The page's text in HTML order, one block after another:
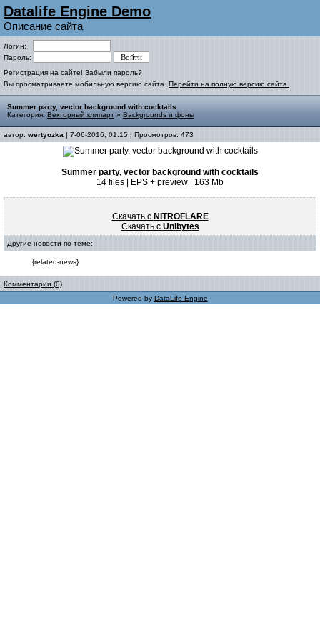
Datalife Engine Demo
Описание сайта
Логин:
Пароль:
Регистрация на сайте! Забыли пароль?
Вы просматриваете мобильную версию сайта. Перейти на полную версию сайта.
Summer party, vector background with cocktails
Категория: Векторный клипарт » Backgrounds и фоны
автор: wertyozka | 7-06-2016, 01:15 | Просмотров: 473
Summer party, vector background with cocktails
14 files | EPS + preview | 163 Mb
Скачать с NITROFLARE
Скачать с Unibytes
Другие новости по теме:
{related-news}
Комментарии (0)
Powered by DataLife Engine